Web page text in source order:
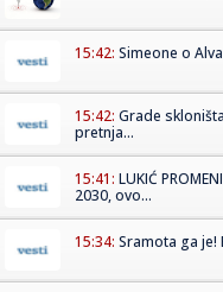
15:42: Simeone o
15:42: Grade
pretnja...
15:41: LUKIĆ
2030, ovo...
15:34: Sramota ga je!